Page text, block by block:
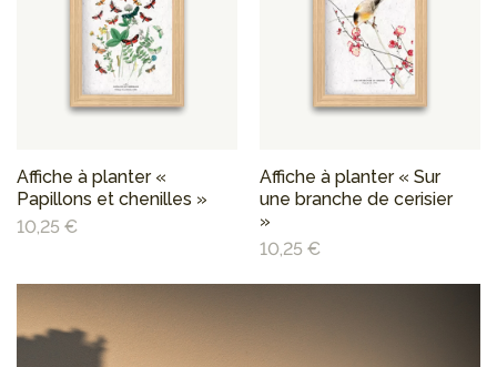
Affiche à planter «
Papillons et chenilles »
10,25 €
Affiche à planter « Sur
une branche de cerisier
»
10,25 €